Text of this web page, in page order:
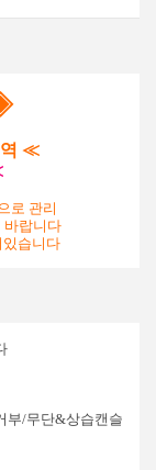
역 ≪
로 관리
바랍니다
습니다
부/무단&상습캔슬